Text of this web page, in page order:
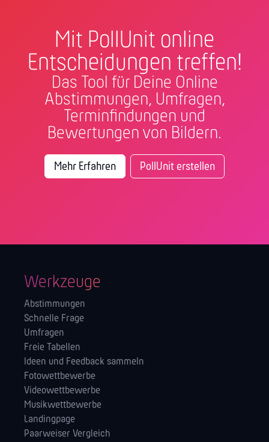
Mit PollUnit online
Entscheidungen treffen!
Das Tool für Deine Online
Abstimmungen, Umfragen,
Terminfindungen und
Bewertungen von Bildern.
Mehr Erfahren PollUnit erstellen
Werkzeuge
Abstimmungen
Schnelle Frage
Umfragen
Freie Tabellen
Ideen und Feedback sammeln
Fotowettbewerbe
Videowettbewerbe
Musikwettbewerbe
Landingpage
Paarweiser Vergleich